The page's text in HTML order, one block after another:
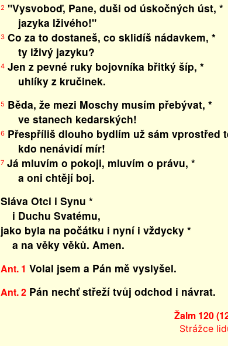
2 "Vysvoboď, Pane, duši od úskočných úst, *
jazyka lživého!"
3 Co za to dostaneš, co sklidíš nádavkem, *
ty lživý jazyku?
4 Jen z pevné ruky bojovníka břitký šíp, *
uhlíky z kručinek.
5 Běda, že mezi Moschy musím přebývat, *
ve stanech kedarských!
6 Přespříliš dlouho bydlím už sám vprostřed
kdo nenávidí mír!
7 Já mluvím o pokoji, mluvím o právu, *
a oni chtějí boj.
Sláva Otci i Synu *
i Duchu Svatému,
jako byla na počátku i nyní i vždycky *
a na věky věků. Amen.
Ant. 1 Volal jsem a Pán mě vyslyšel.
Ant. 2 Pán nechť střeží tvůj odchod i návrat.
Žalm 120
Strážce